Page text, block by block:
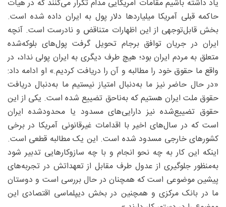
یاد داشته باشیم مقامات آمریکایی مدام تکرار می‌کنند که در هیات
حاکمه قبلی آمریکا میلیاردها دلار پول به ایران داده شده است.
بخش قابل‌توجهی از این اظهارات متناقض و نادرست است. آنچه
ایران در جریان توافق برجام تحویل گرفت پول‌های بلوکه‌شده
متعلق به مردم ایران بود؛ هیچ طرف دیگری به ایران پولی نداد، در
واقع ما حقوق خود را مطالبه و آن را دریافت کردیم.» او ادامه داد:
«در حال حاضر نیز ما به‌دنبال امتیاز نیستیم ما به‌دنبال دریافت
حقوق ملت ایران هستیم که به‌ناحق تضییع شده است. یکی از این
حقوق تضییع‌شده نیز دارایی‌های مسدود یا محدودشده ایران
است که در سال‌های اخیر با اقدامات غیرقانونی آمریکا در برخی
کشورهای خارجی مسدود شده است. این یک مطالبه قطعی است.
اینکه این کار به چه نحو انجام و با چه سازوکارهایی تدبیر شود
به‌منظور جلوگیری از عدول طرف مقابل از تعهداتش در تجربه‌های
پیشین موضوعی است که همچنان در حال بررسی است و دوستان
ما در بانک مرکزی و همچنین در بخش دیپلماسی اقتصادی این